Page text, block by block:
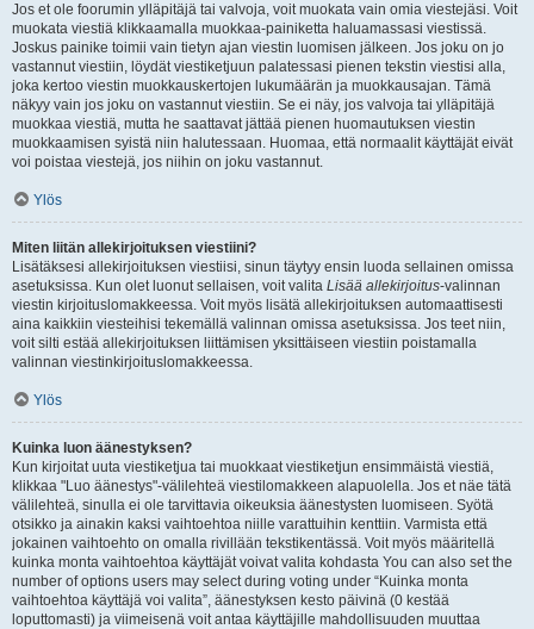
Jos et ole foorumin ylläpitäjä tai valvoja, voit muokata vain omia viestejäsi. Voit
muokata viestiä klikkaamalla muokkaa-painiketta haluamassasi viestissä.
Joskus painike toimii vain tietyn ajan viestin luomisen jälkeen. Jos joku on jo
vastannut viestiin, löydät viestiketjuun palatessasi pienen tekstin viestisi alla,
joka kertoo viestin muokkauskertojen lukumäärän ja muokkausajan. Tämä
näkyy vain jos joku on vastannut viestiin. Se ei näy, jos valvoja tai ylläpitäjä
muokkaa viestiä, mutta he saattavat jättää pienen huomautuksen viestin
muokkaamisen syistä niin halutessaan. Huomaa, että normaalit käyttäjät eivät
voi poistaa viestejä, jos niihin on joku vastannut.
Ylös
Miten liitän allekirjoituksen viestiini?
Lisätäksesi allekirjoituksen viestiisi, sinun täytyy ensin luoda sellainen omissa
asetuksissa. Kun olet luonut sellaisen, voit valita Lisää allekirjoitus-valinnan
viestin kirjoituslomakkeessa. Voit myös lisätä allekirjoituksen automaattisesti
aina kaikkiin viesteihisi tekemällä valinnan omissa asetuksissa. Jos teet niin,
voit silti estää allekirjoituksen liittämisen yksittäiseen viestiin poistamalla
valinnan viestinkirjoituslomakkeessa.
Ylös
Kuinka luon äänestyksen?
Kun kirjoitat uuta viestiketjua tai muokkaat viestiketjun ensimmäistä viestiä,
klikkaa "Luo äänestys"-välilehteä viestilomakkeen alapuolella. Jos et näe tätä
välilehteä, sinulla ei ole tarvittavia oikeuksia äänestysten luomiseen. Syötä
otsikko ja ainakin kaksi vaihtoehtoa niille varattuihin kenttiin. Varmista että
jokainen vaihtoehto on omalla rivillään tekstikentässä. Voit myös määritellä
kuinka monta vaihtoehtoa käyttäjät voivat valita kohdasta You can also set the
number of options users may select during voting under “Kuinka monta
vaihtoehtoa käyttäjä voi valita”, äänestyksen kesto päivinä (0 kestää
loputtomasti) ja viimeisenä voit antaa käyttäjille mahdollisuuden muuttaa